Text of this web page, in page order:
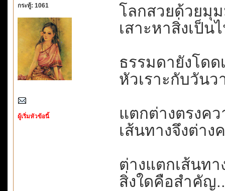
กระทู้: 1061
ผู้เริ่มหัวข้อนี้
โลกสวยด้วยมุ
เสาะหาสิ่งเป็
ธรรมดายังโดด
หัวเราะกับวัน
แตกต่างตรงค
เส้นทางจึงต่า
ต่างแตกเส้นทา
สิ่งใดคือสำคัญ